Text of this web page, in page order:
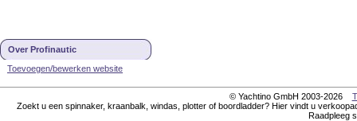
Over Profinautic
Toevoegen/bewerken website
© Yachtino GmbH 2003-2026
Zoekt u een spinnaker, kraanbalk, windas, plotter of boordladder? Hier vindt u
Raadpleeg